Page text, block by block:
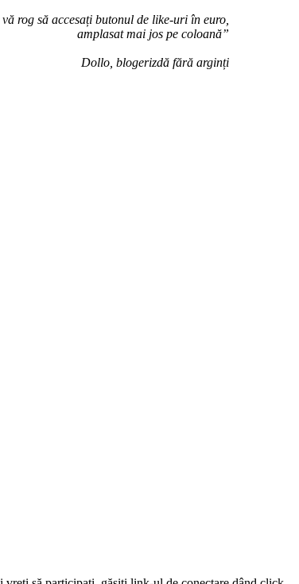
rog să accesați butonul de like-uri în euro,
amplasat mai jos pe coloană”
Dollo, blogerizdă fără arginți